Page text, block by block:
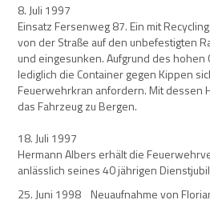
8. Juli 1997
Einsatz Fersenweg 87. Ein mit
von der Straße auf den unbefestigten
und eingesunken. Aufgrund des
lediglich die Container gegen Kippen
Feuerwehrkran anfordern. Mit dessen
das Fahrzeug zu Bergen.
18. Juli 1997
Hermann Albers erhält die
anlässlich seines 40 jährigen
25. Juni 1998 Neuaufnahme von